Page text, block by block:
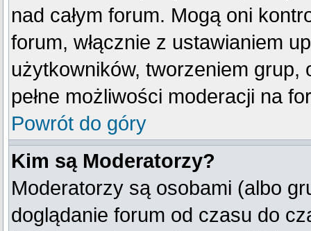
nad całym forum. Mogą oni
forum, włącznie z ustawianiem
użytkowników, tworzeniem
pełne możliwości moderacji na
Powrót do góry
Kim są Moderatorzy?
Moderatorzy są osobami (albo
doglądanie forum od czasu do